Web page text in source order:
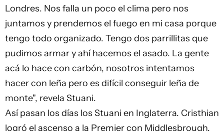
Londres. Nos falla un poco el clima pero nos
juntamos y prendemos el fuego en mi casa porque
tengo todo organizado. Tengo dos parrillitas que
pudimos armar y ahí hacemos el asado. La gente
acá lo hace con carbón, nosotros intentamos
hacer con leña pero es difícil conseguir leña de
monte", revela Stuani.
Así pasan los días los Stuani en Inglaterra. Cristhian
logró el ascenso a la Premier con Middlesbrough.